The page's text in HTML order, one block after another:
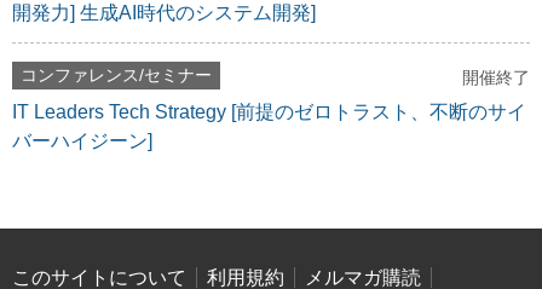
開発力] 生成AI時代のシステム開発]
コンファレンス/セミナー 開催終了
IT Leaders Tech Strategy [前提のゼロトラスト、不断のサイ
バーハイジーン]
このサイトについて 利用規約
メルマガ購読